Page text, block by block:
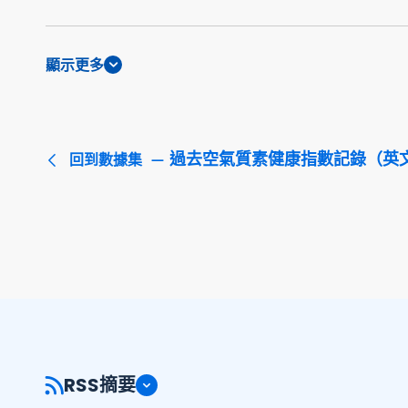
顯示更多
回到數據集 過去空氣質素健康指數記錄（英
RSS摘要